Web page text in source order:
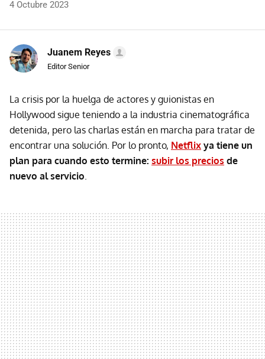
4 Octubre 2023
Juanem Reyes
Editor Senior
La crisis por la huelga de actores y guionistas en
Hollywood sigue teniendo a la industria cinematográfica
detenida, pero las charlas están en marcha para tratar de
encontrar una solución. Por lo pronto, Netflix ya tiene un
plan para cuando esto termine: subir los precios de
nuevo al servicio.